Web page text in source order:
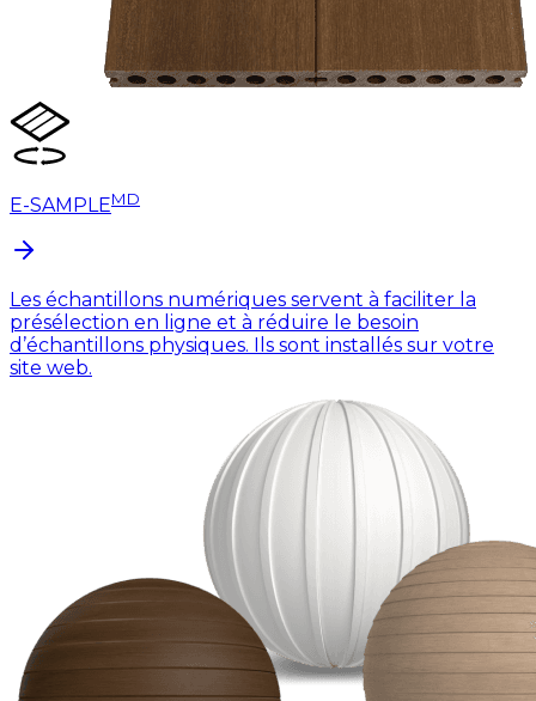
E-SAMPLEMD
Les échantillons numériques servent à faciliter la
présélection en ligne et à réduire le besoin
d’échantillons physiques. Ils sont installés sur votre
site web.